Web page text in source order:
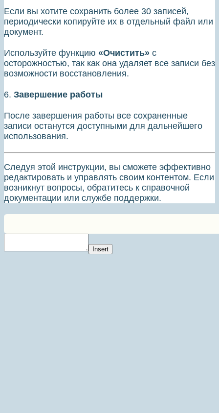
Если вы хотите сохранить более 30 записей,
периодически копируйте их в отдельный файл или
документ.
Используйте функцию «Очистить» с
осторожностью, так как она удаляет все записи без
возможности восстановления.
6. Завершение работы
После завершения работы все сохраненные
записи останутся доступными для дальнейшего
использования.
Следуя этой инструкции, вы сможете эффективно
редактировать и управлять своим контентом. Если
возникнут вопросы, обратитесь к справочной
документации или службе поддержки.
Insert